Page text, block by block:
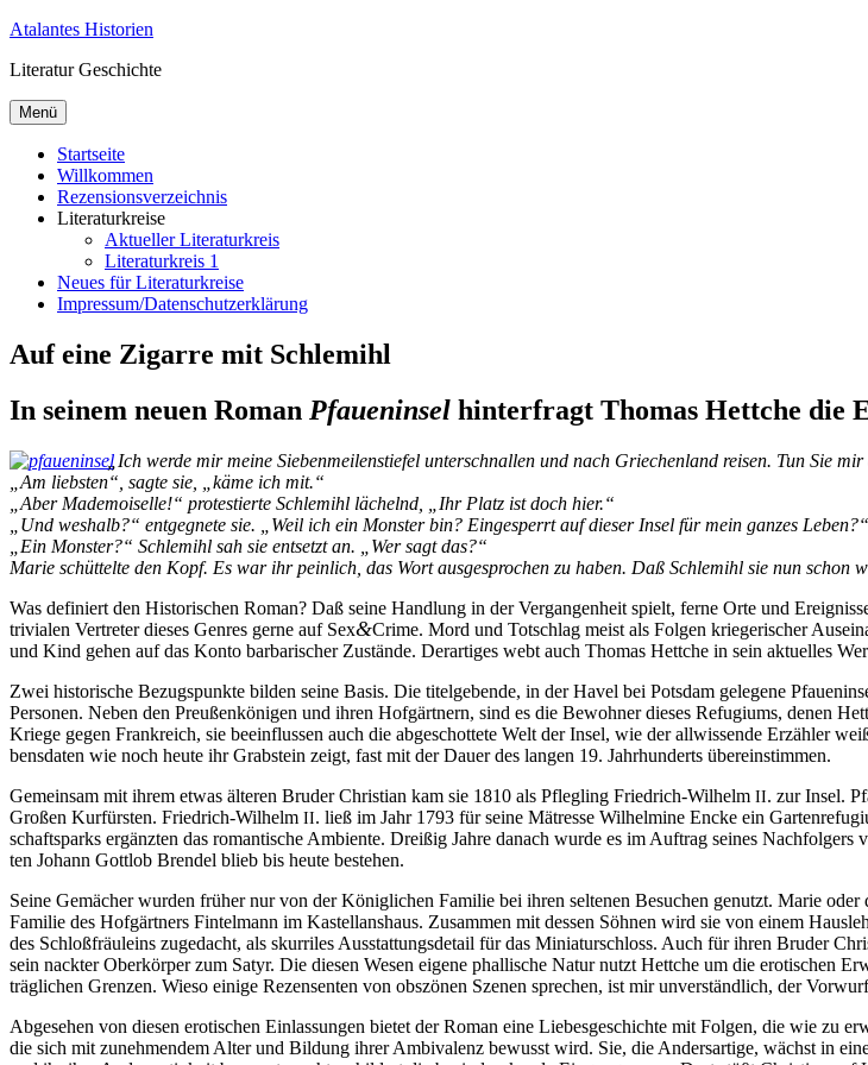
Zum
springen
Atalantes Historien
Literatur Geschichte
Menü
Startseite
Willkommen
Rezensionsverzeichnis
Literaturkreise
Aktueller Literaturkreis
Literaturkreis 1
Neues für Literaturkreise
Impressum/Datenschutzerklärung
Auf eine Zigarre mit Schlemihl
In seinem neuen Roman Pfaueninsel hinterfragt Thomas Hettche die
„ Ich wer­de mir mei­ne Sie­ben­mei­len­stie­fel un­ter­schnal­len und nach Grie­chen­land rei­sen. Tun Sie
„Am liebs­ten“, sag­te sie, „kä­me ich mit.“
„Aber Ma­de­moi­sel­le!“ pro­tes­tier­te Schle­mihl lä­chelnd, „Ihr Platz ist doch hier.“
„Und wes­halb?“ ent­geg­ne­te sie. „Weil ich ein Mons­ter bin? Ein­ge­sperrt auf die­ser In­sel für mein gan­zes Leben?“
„Ein Mons­ter?“ Schle­mihl sah sie ent­setzt an. „Wer sagt das?“
Ma­rie schüt­tel­te den Kopf. Es war ihr pein­lich, das Wort aus­ge­spro­chen zu ha­ben. Daß Schle­mihl sie nun schon
Was de­fi­niert den His­to­ri­schen Ro­man? Daß sei­ne Hand­lung in der Ver­gan­gen­heit spielt, fer­ne Or­te und
tri­via­len Ver­tre­ter die­ses Gen­res ger­ne auf Sex&Crime. Mord und Tot­schlag meist als Fol­gen krie­ge­ri­scher
und Kind ge­hen auf das Kon­to bar­ba­ri­scher Zu­stän­de. Der­ar­ti­ges webt auch Tho­mas Hett­che in sein ak­tu­el­les
Zwei his­to­ri­sche Be­zugs­punk­te bil­den sei­ne Ba­sis. Die ti­tel­ge­ben­de, in der Ha­vel bei Pots­dam ge­le­ge­ne
Per­so­nen. Ne­ben den Preu­ßen­kö­ni­gen und ih­ren Hof­gärt­nern, sind es die Be­woh­ner die­ses Re­fu­gi­ums, de­nen
Krie­ge ge­gen Frank­reich, sie be­ein­flus­sen auch die ab­ge­schot­te­te Welt der In­sel, wie der all­wis­sen­de Er­zäh­ler
bens­da­ten wie noch heu­te ihr Grab­stein zeigt, fast mit der Dau­er des lan­gen 19. Jahr­hun­derts übereinstimmen.
Ge­mein­sam mit ih­rem et­was äl­te­ren Bru­der Chris­ti­an kam sie 1810 als Pfleg­ling Fried­rich-Wil­helm II. zur In­sel.
Gro­ßen Kur­fürs­ten. Fried­rich-Wil­helm II. ließ im Jahr 1793 für sei­ne Mä­tres­se Wil­hel­mi­ne En­cke ein
schafts­parks er­gänz­ten das ro­man­ti­sche Am­bi­en­te. Drei­ßig Jah­re da­nach wur­de es im Auf­trag sei­nes
ten Jo­hann Gott­lob Bren­del blieb bis heu­te bestehen.
Sei­ne Ge­mä­cher wur­den frü­her nur von der Kö­nig­li­chen Fa­mi­lie bei ih­ren sel­te­nen Be­su­chen ge­nutzt. Ma­rie
Fa­mi­lie des Hof­gärt­ners Fin­tel­mann im Kas­tellans­haus. Zu­sam­men mit des­sen Söh­nen wird sie von ei­nem
des Schloß­fräu­leins zu­ge­dacht, als skur­ri­les Aus­stat­tungs­de­tail für das Mi­nia­tur­schloss. Auch für ih­ren Bru­der
sein nack­ter Ober­kör­per zum Sa­tyr. Die die­sen We­sen ei­ge­ne phal­li­sche Na­tur nutzt Hett­che um die ero­ti­schen
träg­li­chen Gren­zen. Wie­so ei­ni­ge Re­zen­sen­ten von obs­zö­nen Sze­nen spre­chen, ist mir un­ver­ständ­lich, der
Ab­ge­se­hen von die­sen ero­ti­schen Ein­las­sun­gen bie­tet der Ro­man ei­ne Lie­bes­ge­schich­te mit Fol­gen, die wie zu
die sich mit zu­neh­men­dem Al­ter und Bil­dung ih­rer Am­bi­va­lenz be­wusst wird. Sie, die An­ders­ar­ti­ge, wächst in